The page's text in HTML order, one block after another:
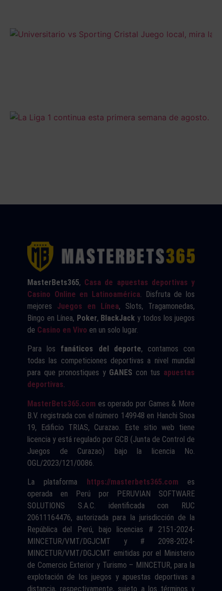
MasterBets365, Casa de apuestas deportivas y
Casino Online en Latinoamérica . Disfruta de los
mejores Juegos en Línea, Slots, Tragamonedas,
Bingo en Línea, Poker, BlackJack y todos los juegos
de Casino en Vivo en un solo lugar.
Para los fanáticos del deporte, contamos con
todas las competiciones deportivas a nivel mundial
para que pronostiques y GANES con tus apuestas
deportivas.
MasterBets365.com es operado por Games & More
B.V. registrada con el número 149948 en Hanchi Snoa
19, Edificio TRIAS, Curazao. Este sitio web tiene
licencia y está regulado por GCB (Junta de Control de
Juegos de Curazao) bajo la licencia No.
OGL/2023/121/0086.
La plataforma https://masterbets365.com es
operada en Perú por PERUVIAN SOFTWARE
SOLUTIONS S.A.C. identificada con RUC
20611164476, autorizada para la jurisdicción de la
República del Perú, bajo licencias # 2151-2024-
MINCETUR/VMT/DGJCMT y # 2098-2024-
MINCETUR/VMT/DGJCMT emitidas por el Ministerio
de Comercio Exterior y Turismo – MINCETUR, para la
explotación de los juegos y apuestas deportivas a
distancia, respectivamente, sujeto a los términos y